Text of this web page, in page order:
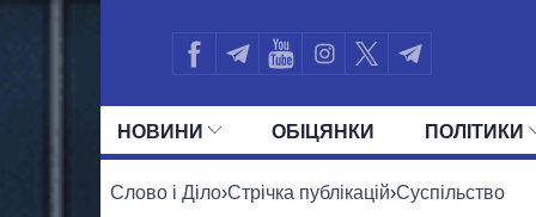
НОВИНИ ОБIЦЯНКИ ПОЛIТИКИ
УСІ ПОЛІТИКИ ПРЕЗИДЕНТ І ОФІС
Слово і Діло›Стрічка публікацій›Суспільство